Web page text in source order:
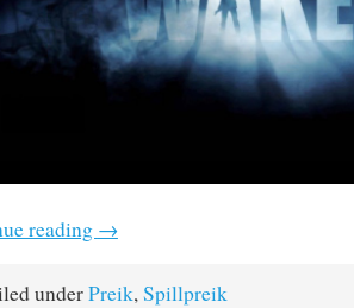
reading →
underPreik,Spillpreik